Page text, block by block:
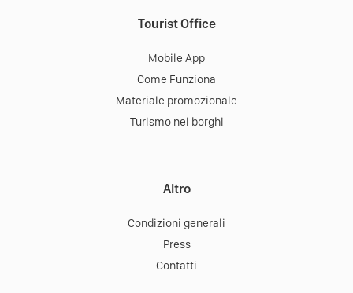
Tourist Office
Mobile App
Come Funziona
Materiale promozionale
Turismo nei borghi
Altro
Condizioni generali
Press
Contatti